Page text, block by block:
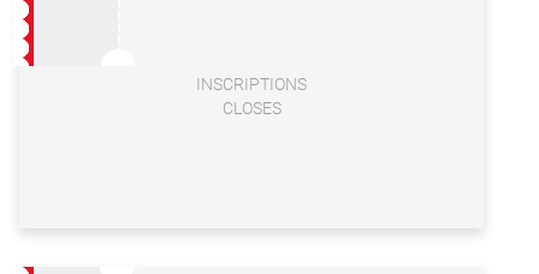
INSCRIPTIONS
CLOSES